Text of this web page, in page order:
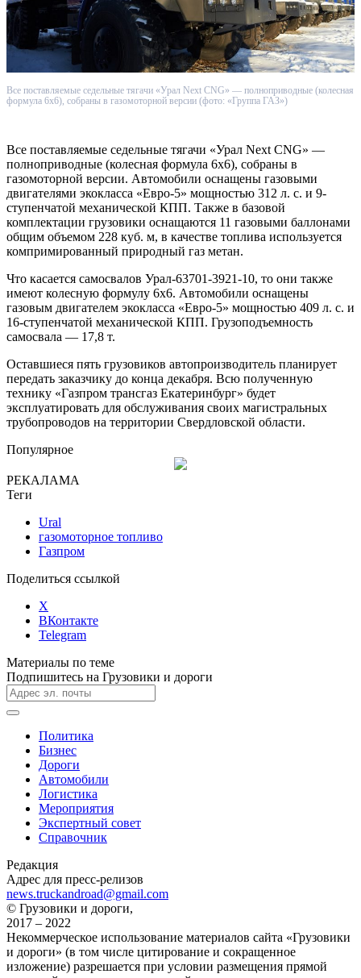
Все поставляемые седельные тягачи «Урал Next CNG» — полноприводные (колесная
формула 6х6), собраны в газомоторной версии (фото: «Группа ГАЗ»)
Все поставляемые седельные тягачи «Урал Next CNG» —
полноприводные (колесная формула 6х6), собраны в
газомоторной версии. Автомобили оснащены газовыми
двигателями экокласса «Евро-5» мощностью 312 л. с. и 9-
ступенчатой механической КПП. Также в базовой
комплектации грузовики оснащаются 11 газовыми баллонами
общим объемом 228 куб. м, в качестве топлива используется
компримированный природный газ метан.
Что касается самосвалов Урал-63701-3921-10, то они также
имеют колесную формулу 6х6. Автомобили оснащены
газовым двигателем экокласса «Евро-5» мощностью 409 л. с. и
16-ступенчатой механической КПП. Грузоподъемность
самосвала — 17,8 т.
Оставшиеся пять грузовиков автопроизводитель планирует
передать заказчику до конца декабря. Всю полученную
технику «Газпром трансгаз Екатеринбург» будет
эксплуатировать для обслуживания своих магистральных
трубопроводов на территории Свердловской области.
Популярное
РЕКАЛАМА
Теги
Ural
газомоторное топливо
Газпром
Поделиться ссылкой
X
ВКонтакте
Telegram
Материалы по теме
Подпишитесь на Грузовики и дороги
Политика
Бизнес
Дороги
Автомобили
Логистика
Мероприятия
Экспертный совет
Справочник
Редакция
Адрес для пресс-релизов
news.truckandroad@gmail.com
© Грузовики и дороги,
2017 – 2022
Некоммерческое использование материалов сайта «Грузовики
и дороги» (в том числе цитирование и сокращенное
изложение) разрешается при условии размещения прямой